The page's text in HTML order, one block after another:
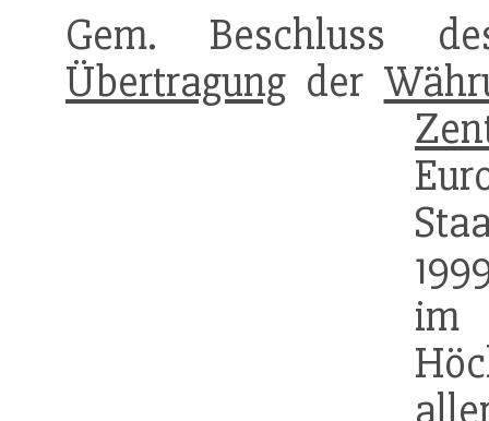
Gem. Beschluss
Übertragung der
im